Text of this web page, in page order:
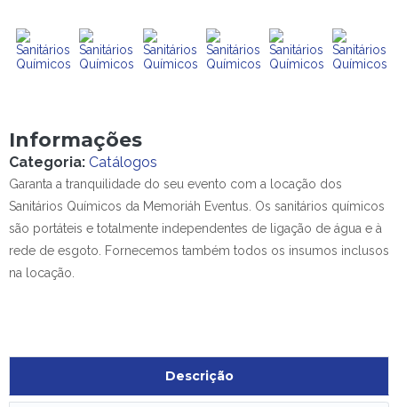
Informações
Categoria: Catálogos
Garanta a tranquilidade do seu evento com a locação dos
Sanitários Químicos da Memoriáh Eventus. Os sanitários químicos
são portáteis e totalmente independentes de ligação de água e à
rede de esgoto. Fornecemos também todos os insumos inclusos
na locação.
Descrição